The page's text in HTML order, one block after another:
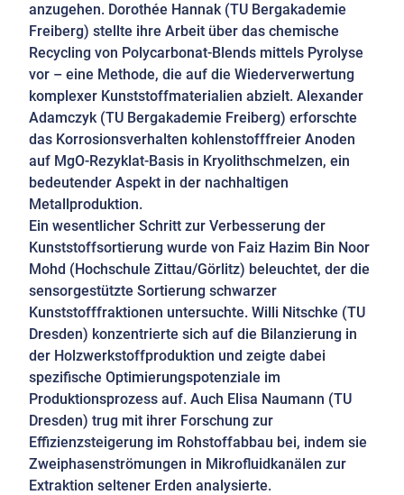
anzugehen. Dorothée Hannak (TU Bergakademie
Freiberg) stellte ihre Arbeit über das chemische
Recycling von Polycarbonat-Blends mittels Pyrolyse
vor – eine Methode, die auf die Wiederverwertung
komplexer Kunststoffmaterialien abzielt. Alexander
Adamczyk (TU Bergakademie Freiberg) erforschte
das Korrosionsverhalten kohlenstofffreier Anoden
auf MgO-Rezyklat-Basis in Kryolithschmelzen, ein
bedeutender Aspekt in der nachhaltigen
Metallproduktion.
Ein wesentlicher Schritt zur Verbesserung der
Kunststoffsortierung wurde von Faiz Hazim Bin Noor
Mohd (Hochschule Zittau/Görlitz) beleuchtet, der die
sensorgestützte Sortierung schwarzer
Kunststofffraktionen untersuchte. Willi Nitschke (TU
Dresden) konzentrierte sich auf die Bilanzierung in
der Holzwerkstoffproduktion und zeigte dabei
spezifische Optimierungspotenziale im
Produktionsprozess auf. Auch Elisa Naumann (TU
Dresden) trug mit ihrer Forschung zur
Effizienzsteigerung im Rohstoffabbau bei, indem sie
Zweiphasenströmungen in Mikrofluidkanälen zur
Extraktion seltener Erden analysierte.